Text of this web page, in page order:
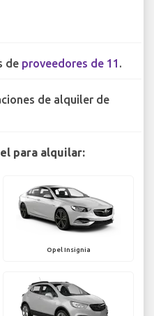
de proveedores de 11 .
de alquiler de
para alquilar:
Opel Insignia